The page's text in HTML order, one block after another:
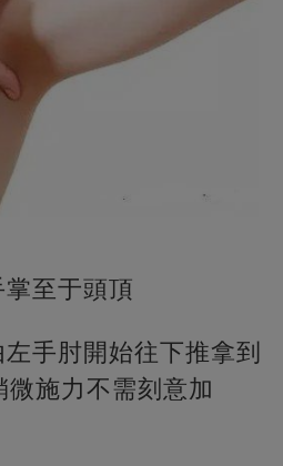
至于頭頂
手肘開始往下推拿到
施力不需刻意加